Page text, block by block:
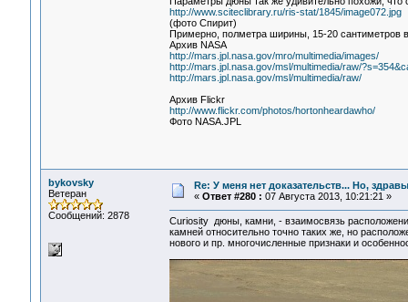
http://www.sciteclibrary.ru/ris-stat/1845/image072.jpg
(фото Спирит)
Примерно, полметра ширины, 15-20 сантиметров
Архив NASA
http://mars.jpl.nasa.gov/mro/multimedia/images/
http://mars.jpl.nasa.gov/msl/multimedia/raw/
http://mars.jpl.nasa.gov/msl/multimedia/raw/
Архив Flickr
http://www.flickr.com/photos/hortonheardawho/
Фото NASA.JPL
bykovsky
Ветеран
Сообщений: 2878
Re: У меня нет доказательств... Но,
« Ответ #280 : 07 Августа 2013, 10:21:21 »
Curiosity дюны, камни, - взаимосвязь
камней относительно точно таких же, но
нового и пр. многочисленные признаки и